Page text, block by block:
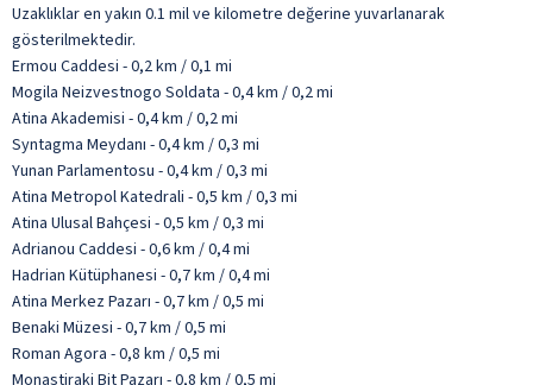
Uzaklıklar en yakın 0.1 mil ve kilometre değerine yuvarlanarak
gösterilmektedir.
Ermou Caddesi - 0,2 km / 0,1 mi
Mogila Neizvestnogo Soldata - 0,4 km / 0,2 mi
Atina Akademisi - 0,4 km / 0,2 mi
Syntagma Meydanı - 0,4 km / 0,3 mi
Yunan Parlamentosu - 0,4 km / 0,3 mi
Atina Metropol Katedrali - 0,5 km / 0,3 mi
Atina Ulusal Bahçesi - 0,5 km / 0,3 mi
Adrianou Caddesi - 0,6 km / 0,4 mi
Hadrian Kütüphanesi - 0,7 km / 0,4 mi
Atina Merkez Pazarı - 0,7 km / 0,5 mi
Benaki Müzesi - 0,7 km / 0,5 mi
Roman Agora - 0,8 km / 0,5 mi
Monastiraki Bit Pazarı - 0,8 km / 0,5 mi